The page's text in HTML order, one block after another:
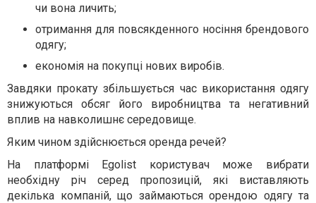
чи вона личить;
отримання для повсякденного носіння брендового
одягу;
економія на покупці нових виробів.
Завдяки прокату збільшується час використання одягу
знижуються обсяг його виробництва та негативний
вплив на навколишнє середовище.
Яким чином здійснюється оренда речей?
На платформі Egolist користувач може вибрати
необхідну річ серед пропозицій, які виставляють
декілька компаній, що займаються орендою одягу та